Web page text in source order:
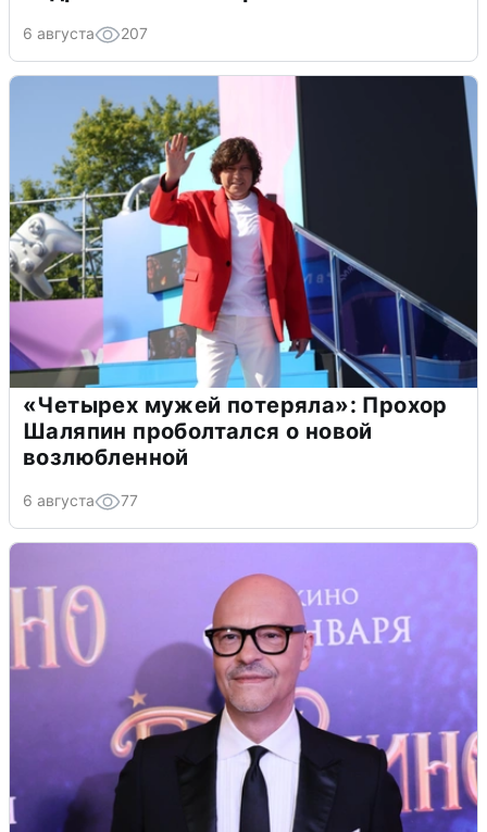
6 августа 207
«Четырех мужей потеряла»: Прохор
Шаляпин проболтался о новой
возлюбленной
6 августа 77